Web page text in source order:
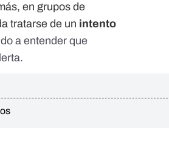
en grupos de
tratarse de un intento
a entender que
.